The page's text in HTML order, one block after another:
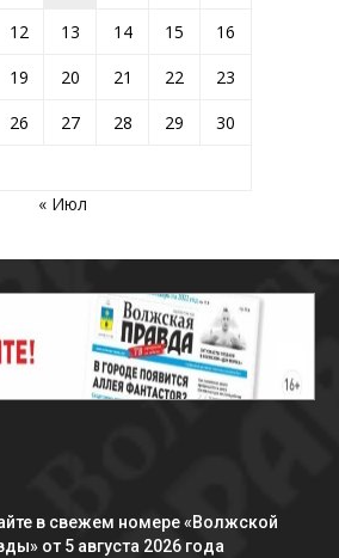
12 13 14 15
16
19 20 21 22
23
26 27 28 29
30
« Июл
в свежем номере «Волжской
от 5 августа 2026 года